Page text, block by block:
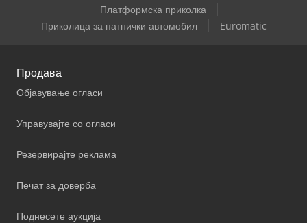
Платформска приколка
Приколица за патнички автомобил
Euromatic
Продава
Објавување огласи
Управувајте со огласи
Резервирајте реклама
Печат за доверба
Поднесете аукција